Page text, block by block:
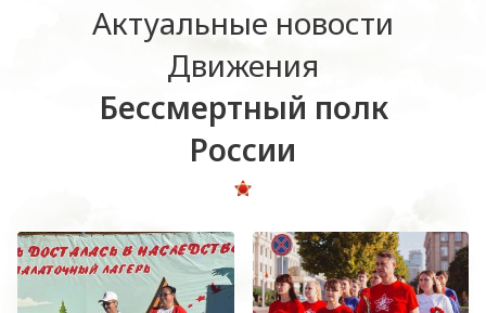
Актуальные новости
Движения
Бессмертный полк
России